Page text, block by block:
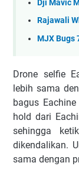
Dji Mavic
Rajawali
MJX Bugs
Drone selfie
lebih sama
bagus
hold dari
sehingga
dikendalikan.
sama dengan